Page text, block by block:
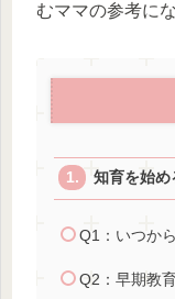
むママの参考に
知育を始め
Q1：いつか
Q2：早期教